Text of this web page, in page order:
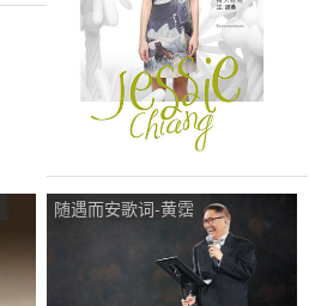
随遇而安歌词-黄霑